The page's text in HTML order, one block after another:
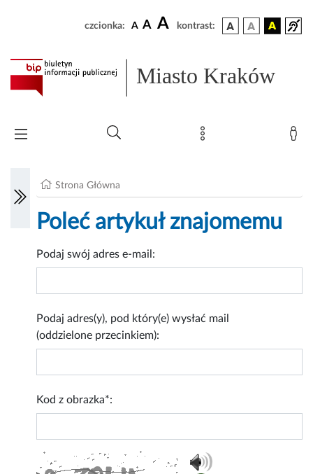
czcionka: A A A kontrast:
Miasto Kraków
Strona Główna
Poleć artykuł znajomemu
Podaj swój adres e-mail:
Podaj adres(y), pod który(e) wysłać mail
(oddzielone przecinkiem):
Kod z obrazka*: